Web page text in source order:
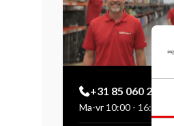
+31 85 060 20 99
Ma-vr 10:00 - 16:00 uur